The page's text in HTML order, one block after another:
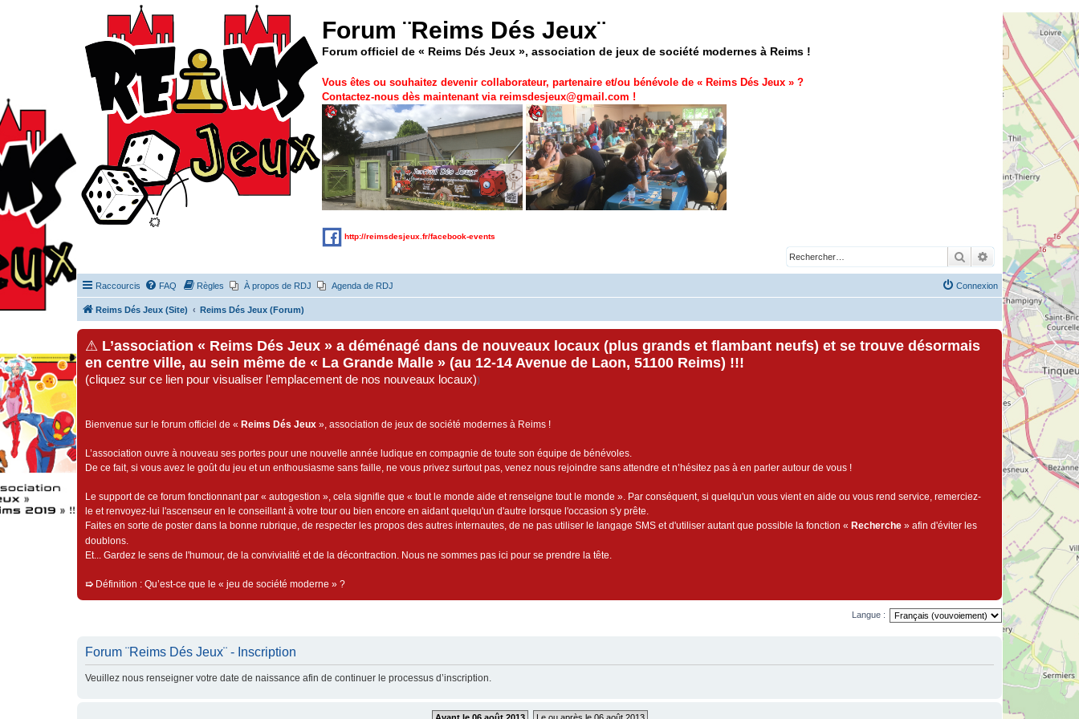
Forum ¨Reims Dés Jeux¨
Forum officiel de « Reims Dés Jeux », association de jeux de société modernes à Reims !
Vous êtes ou souhaitez devenir collaborateur, partenaire et/ou bénévole de « Reims Dés Jeux » ?
Contactez-nous dès maintenant via reimsdesjeux@gmail.com !
http://reimsdesjeux.fr/facebook-events
RechercherRecherche
Raccourcis FAQ Règles À propos de RDJ Agenda de RDJ Connexion
Reims Dés Jeux (Site) Reims Dés Jeux (Forum)
⚠ L’association « Reims Dés Jeux » a déménagé dans de nouveaux locaux (plus grands et flambant neufs) et se trouve désormais
en centre ville, au sein même de « La Grande Malle » (au 12-14 Avenue de Laon, 51100 Reims) !!!
(cliquez sur ce lien pour visualiser l'emplacement de nos nouveaux locaux))
Bienvenue sur le forum officiel de « Reims Dés Jeux », association de jeux de société modernes à Reims !
L’association ouvre à nouveau ses portes pour une nouvelle année ludique en compagnie de toute son équipe de bénévoles.
De ce fait, si vous avez le goût du jeu et un enthousiasme sans faille, ne vous privez surtout pas, venez nous rejoindre sans attendre et n’hésitez pas à en parler autour de vous !
Le support de ce forum fonctionnant par « autogestion », cela signifie que « tout le monde aide et renseigne tout le monde ». Par conséquent, si quelqu'un vous vient en aide ou vous rend service, remerciez-
le et renvoyez-lui l'ascenseur en le conseillant à votre tour ou bien encore en aidant quelqu'un d'autre lorsque l'occasion s'y prête.
Faites en sorte de poster dans la bonne rubrique, de respecter les propos des autres internautes, de ne pas utiliser le langage SMS et d'utiliser autant que possible la fonction « Recherche » afin d'éviter les
doublons.
Et... Gardez le sens de l'humour, de la convivialité et de la décontraction. Nous ne sommes pas ici pour se prendre la tête.
➯ Définition : Qu’est-ce que le « jeu de société moderne » ?
Langue :
Forum ¨Reims Dés Jeux¨ - Inscription
Veuillez nous renseigner votre date de naissance afin de continuer le processus d’inscription.
Avant le 06 août 2013 Le ou après le 06 août 2013